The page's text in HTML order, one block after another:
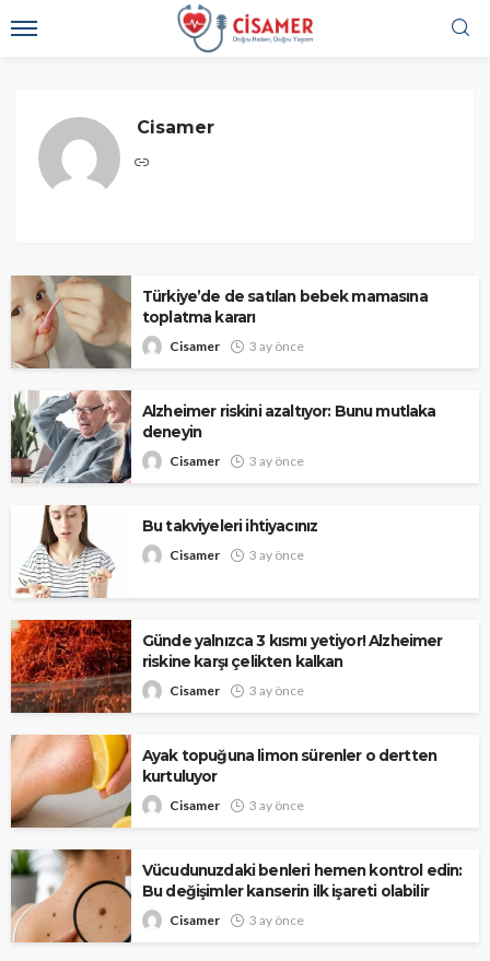
Cisamer
Türkiye’de de satılan bebek mamasına
toplatma kararı
Cisamer 3 ay önce
Alzheimer riskini azaltıyor: Bunu mutlaka
deneyin
Cisamer 3 ay önce
Bu takviyeleri ihtiyacınız
Cisamer 3 ay önce
Günde yalnızca 3 kısmı yetiyor! Alzheimer
riskine karşı çelikten kalkan
Cisamer 3 ay önce
Ayak topuğuna limon sürenler o dertten
kurtuluyor
Cisamer 3 ay önce
Vücudunuzdaki benleri hemen kontrol edin:
Bu değişimler kanserin ilk işareti olabilir
Cisamer 3 ay önce